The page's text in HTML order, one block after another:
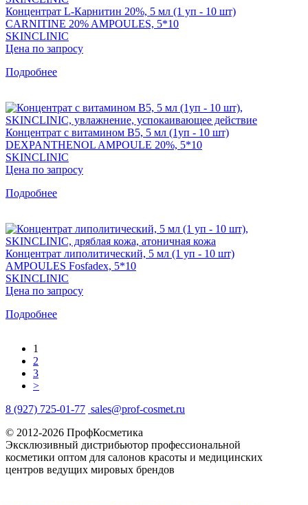
Концентрат L-Карнитин 20%, 5 мл (1 уп - 10 шт)
CARNITINE 20% AMPOULES, 5*10
SKINCLINIC
Цена по запросу
Подробнее
Концентрат с витамином B5, 5 мл (1уп - 10 шт)
DEXPANTHENOL AMPOULE 20%, 5*10
SKINCLINIC
Цена по запросу
Подробнее
Концентрат липолитический, 5 мл (1 уп - 10 шт)
AMPOULES Fosfadex, 5*10
SKINCLINIC
Цена по запросу
Подробнее
1
2
3
>
8 (927) 725-01-77 sales@prof-cosmet.ru
© 2012-2026 ПрофКосметика
Эксклюзивный дистрибьютор профессиональной
косметики оптом для салонов красоты и медицинских
центров ведущих мировых брендов